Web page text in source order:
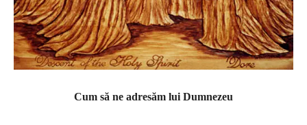
Cum să ne adresăm lui Dumnezeu